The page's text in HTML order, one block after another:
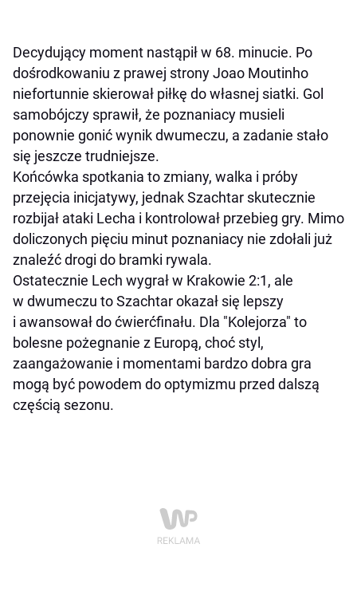
Decydujący moment nastąpił w 68. minucie. Po
dośrodkowaniu z prawej strony Joao Moutinho
niefortunnie skierował piłkę do własnej siatki. Gol
samobójczy sprawił, że poznaniacy musieli
ponownie gonić wynik dwumeczu, a zadanie stało
się jeszcze trudniejsze.
Końcówka spotkania to zmiany, walka i próby
przejęcia inicjatywy, jednak Szachtar skutecznie
rozbijał ataki Lecha i kontrolował przebieg gry. Mimo
doliczonych pięciu minut poznaniacy nie zdołali już
znaleźć drogi do bramki rywala.
Ostatecznie Lech wygrał w Krakowie 2:1, ale
w dwumeczu to Szachtar okazał się lepszy
i awansował do ćwierćfinału. Dla "Kolejorza" to
bolesne pożegnanie z Europą, choć styl,
zaangażowanie i momentami bardzo dobra gra
mogą być powodem do optymizmu przed dalszą
częścią sezonu.